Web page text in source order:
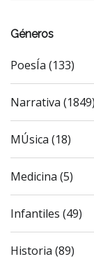
Géneros
PoesÍa (133)
Narrativa (1849)
MÚsica (18)
Medicina (5)
Infantiles (49)
Historia (89)